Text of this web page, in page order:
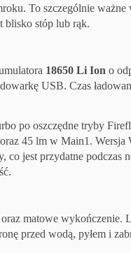
To szczególnie ważne
blisko stóp lub rąk.
18650 Li Ion o
USB. Czas
po oszczędne tryby
45 lm w Main1. Wersja
co jest przydatne podczas
matowe wykończenie.
przed wodą, pyłem i